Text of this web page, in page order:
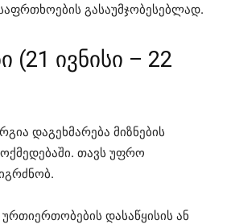
გასაუმჯობესებლად.
(21 ივნისი – 22
დაგეხმარება მიზნების
თავს უფრო
დასაწყისის ან